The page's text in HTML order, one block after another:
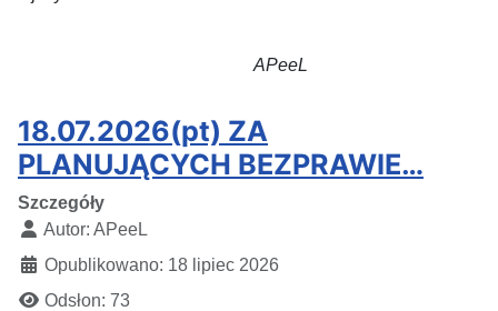
APeeL
18.07.2026(pt) ZA
PLANUJĄCYCH BEZPRAWIE…
Szczegóły
Autor: APeeL
Opublikowano: 18 lipiec 2026
Odsłon: 73